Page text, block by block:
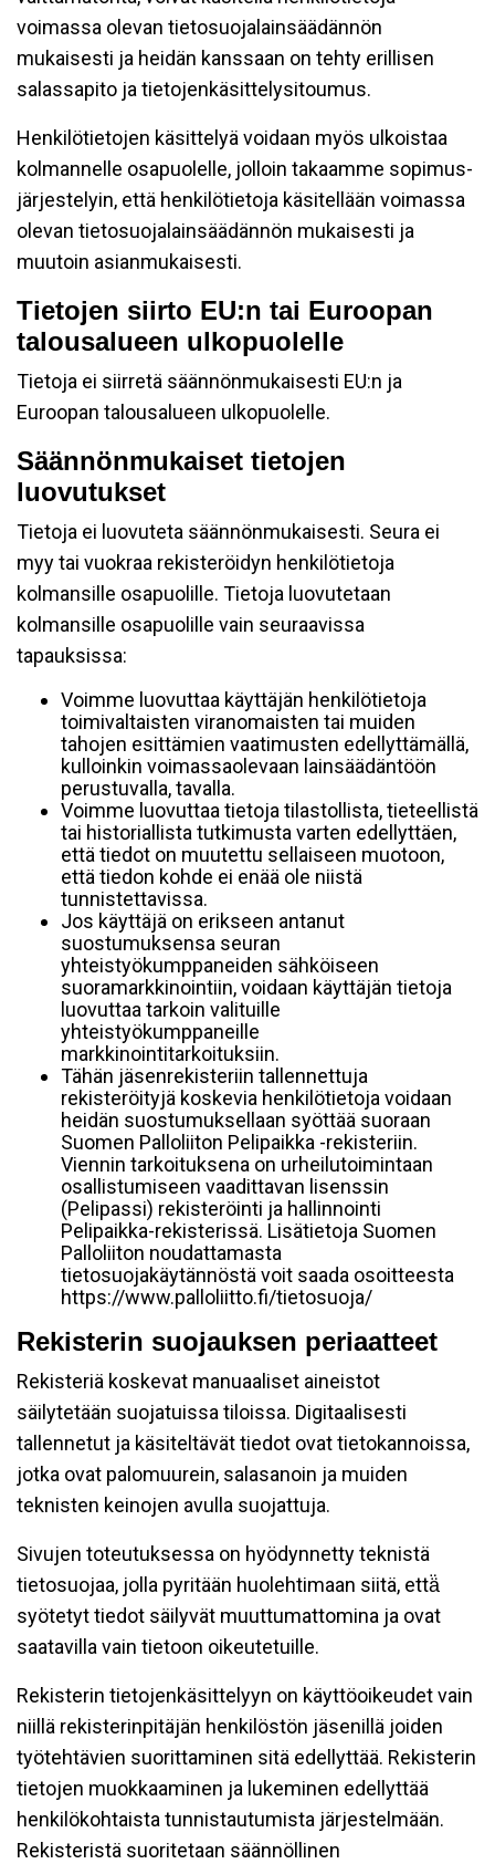
voimassa olevan tietosuojalainsäädännön
mukaisesti ja heidän kanssaan on tehty erillisen
salassapito ja tietojenkäsittelysitoumus.
Henkilötietojen käsittelyä voidaan myös ulkoistaa
kolmannelle osapuolelle, jolloin takaamme sopimus-
järjestelyin, että henkilötietoja käsitellään voimassa
olevan tietosuojalainsäädännön mukaisesti ja
muutoin asianmukaisesti.
Tietojen siirto EU:n tai Euroopan
talousalueen ulkopuolelle
Tietoja ei siirretä säännönmukaisesti EU:n ja
Euroopan talousalueen ulkopuolelle.
Säännönmukaiset tietojen
luovutukset
Tietoja ei luovuteta säännönmukaisesti. Seura ei
myy tai vuokraa rekisteröidyn henkilötietoja
kolmansille osapuolille. Tietoja luovutetaan
kolmansille osapuolille vain seuraavissa
tapauksissa:
Voimme luovuttaa käyttäjän henkilötietoja
toimivaltaisten viranomaisten tai muiden
tahojen esittämien vaatimusten edellyttämällä,
kulloinkin voimassaolevaan lainsäädäntöön
perustuvalla, tavalla.
Voimme luovuttaa tietoja tilastollista, tieteellistä
tai historiallista tutkimusta varten edellyttäen,
että tiedot on muutettu sellaiseen muotoon,
että tiedon kohde ei enää ole niistä
tunnistettavissa.
Jos käyttäjä on erikseen antanut
suostumuksensa seuran
yhteistyökumppaneiden sähköiseen
suoramarkkinointiin, voidaan käyttäjän tietoja
luovuttaa tarkoin valituille
yhteistyökumppaneille
markkinointitarkoituksiin.
Tähän jäsenrekisteriin tallennettuja
rekisteröityjä koskevia henkilötietoja voidaan
heidän suostumuksellaan syöttää suoraan
Suomen Palloliiton Pelipaikka -rekisteriin.
Viennin tarkoituksena on urheilutoimintaan
osallistumiseen vaadittavan lisenssin
(Pelipassi) rekisteröinti ja hallinnointi
Pelipaikka-rekisterissä. Lisätietoja Suomen
Palloliiton noudattamasta
tietosuojakäytännöstä voit saada osoitteesta
https://www.palloliitto.fi/tietosuoja/
Rekisterin suojauksen periaatteet
Rekisteriä koskevat manuaaliset aineistot
säilytetään suojatuissa tiloissa. Digitaalisesti
tallennetut ja käsiteltävät tiedot ovat tietokannoissa,
jotka ovat palomuurein, salasanoin ja muiden
teknisten keinojen avulla suojattuja.
Sivujen toteutuksessa on hyödynnetty teknistä
tietosuojaa, jolla pyritään huolehtimaan siitä, että̈
syötetyt tiedot säilyvät muuttumattomina ja ovat
saatavilla vain tietoon oikeutetuille.
Rekisterin tietojenkäsittelyyn on käyttöoikeudet vain
niillä rekisterinpitäjän henkilöstön jäsenillä joiden
työtehtävien suorittaminen sitä edellyttää. Rekisterin
tietojen muokkaaminen ja lukeminen edellyttää
henkilökohtaista tunnistautumista järjestelmään.
Rekisteristä suoritetaan säännöllinen